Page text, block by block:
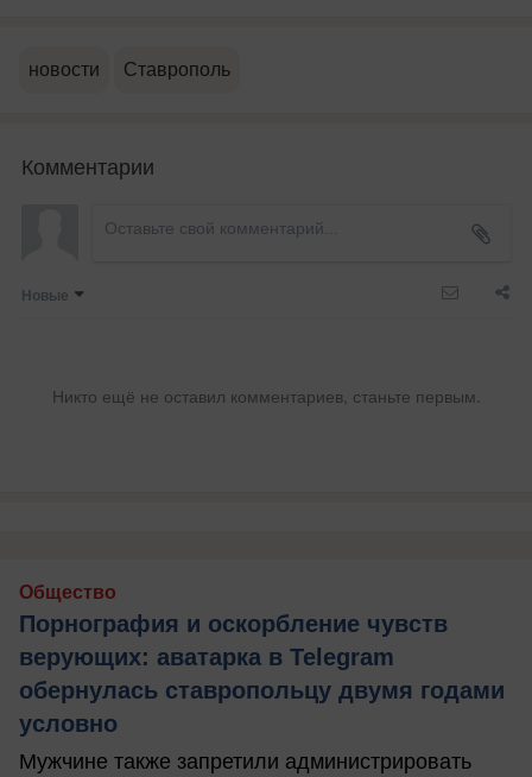
новости Ставрополь
Комментарии
Новые
Никто ещё не оставил комментариев, станьте первым.
Общество
Порнография и оскорбление чувств
верующих: аватарка в Telegram
обернулась ставропольцу двумя годами
условно
Мужчине также запретили администрировать